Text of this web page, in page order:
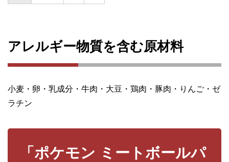
アレルギー物質を含む原材料
小麦・卵・乳成分・牛肉・大豆・鶏肉・豚肉・りんご・ゼ
ラチン
「ポケモン ミートボールパ